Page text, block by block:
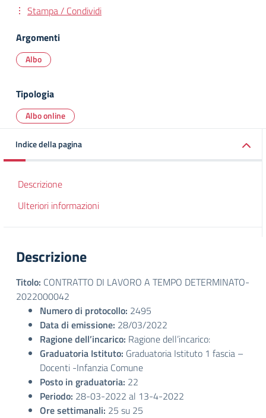
Stampa / Condividi
Argomenti
Albo
Tipologia
Albo online
Indice della pagina
Descrizione
Ulteriori informazioni
Descrizione
Titolo: CONTRATTO DI LAVORO A TEMPO DETERMINATO-
2022000042
Numero di protocollo: 2495
Data di emissione: 28/03/2022
Ragione dell’incarico: Ragione dell’incarico:
Graduatoria Istituto: Graduatoria Istituto 1 fascia –
Docenti -Infanzia Comune
Posto in graduatoria: 22
Periodo: 28-03-2022 al 13-4-2022
Ore settimanali: 25 su 25